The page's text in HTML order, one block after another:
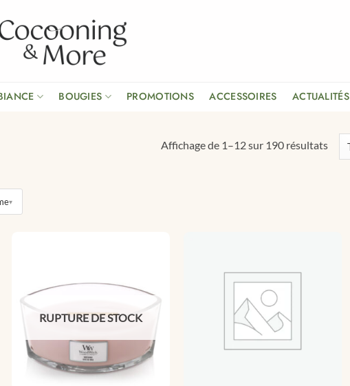
BOUGIES PROMOTIONS ACCESSOIRES ACTUALITÉS
Affichage de 1–12 sur 190 résultatsTrié
par
RUPTURE DE STOCK